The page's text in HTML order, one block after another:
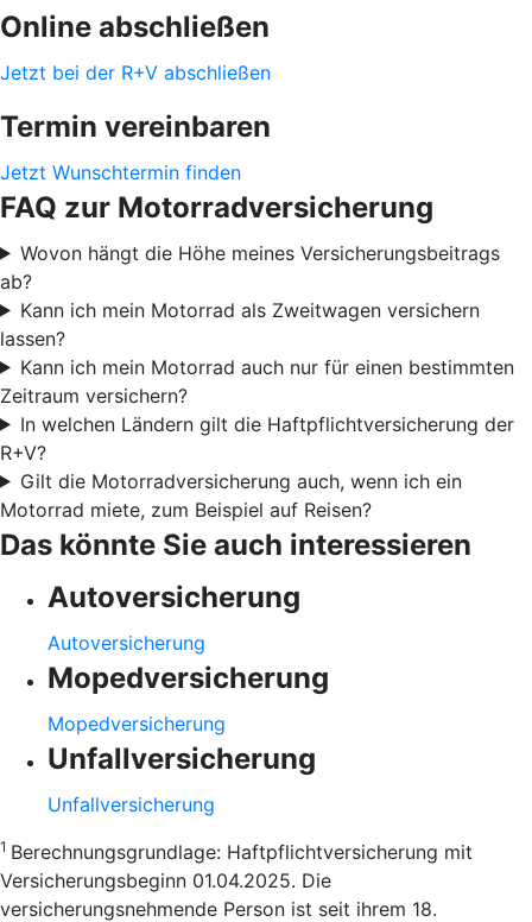
Online abschließen
Jetzt bei der R+V abschließen
Termin vereinbaren
Jetzt Wunschtermin finden
FAQ zur Motorradversicherung
Wovon hängt die Höhe meines Versicherungsbeitrags
ab?
Kann ich mein Motorrad als Zweitwagen versichern
lassen?
Kann ich mein Motorrad auch nur für einen bestimmten
Zeitraum versichern?
In welchen Ländern gilt die Haftpflichtversicherung der
R+V?
Gilt die Motorradversicherung auch, wenn ich ein
Motorrad miete, zum Beispiel auf Reisen?
Das könnte Sie auch interessieren
Autoversicherung
Autoversicherung
Mopedversicherung
Mopedversicherung
Unfallversicherung
Unfallversicherung
1 Berechnungsgrundlage: Haftpflichtversicherung mit
Versicherungsbeginn 01.04.2025. Die
versicherungsnehmende Person ist seit ihrem 18.